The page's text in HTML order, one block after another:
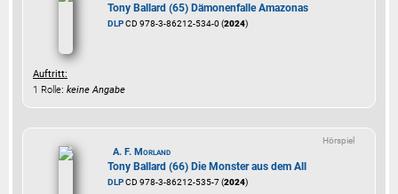
Tony Ballard (65) Dämonenfalle Amazonas
DLPCD 978-3-86212-534-0 (2024)
Auftritt:
1 Rolle: keine Angabe
Hörspiel
A. F. Morland
Tony Ballard (66) Die Monster aus dem All
DLPCD 978-3-86212-535-7 (2024)